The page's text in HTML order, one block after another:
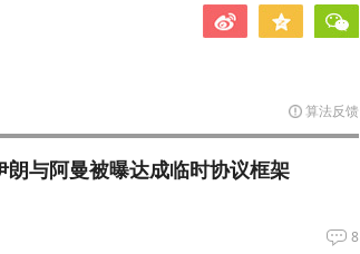
算法反馈
朗与阿曼被曝达成临时协议框架
8